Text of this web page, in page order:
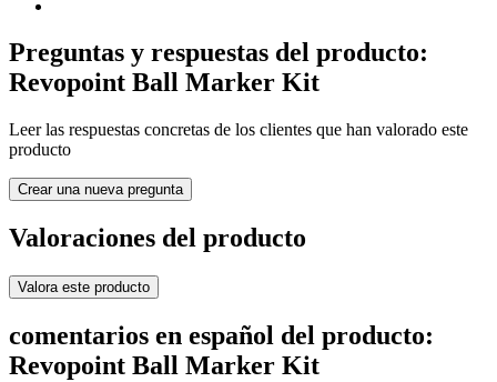
Preguntas y respuestas del producto:
Revopoint Ball Marker Kit
Leer las respuestas concretas de los clientes que han valorado este
producto
Crear una nueva pregunta
Valoraciones del producto
Valora este producto
comentarios en español del producto:
Revopoint Ball Marker Kit